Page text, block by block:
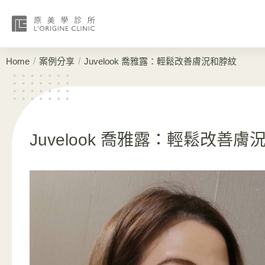
Home / 案例分享 / Juvelook 喬雅露：輕鬆改善膚況和脖紋
Juvelook 喬雅露：輕鬆改善膚